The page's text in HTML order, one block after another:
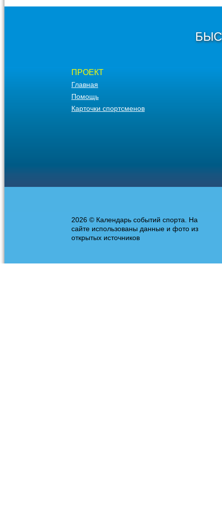
ПРОЕКТ
Главная
Помощь
Карточки спортсменов
2026 © Календарь событий спорта. На
сайте использованы данные и фото из
открытых источников